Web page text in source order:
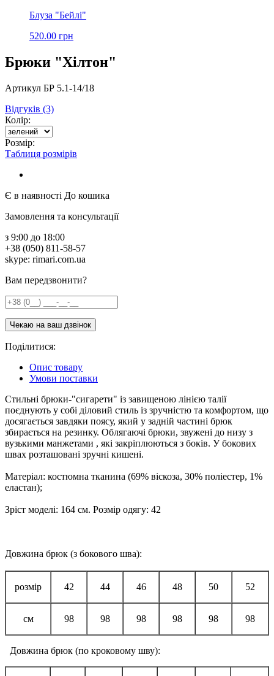
Блуза "Бейлі"
520.00 грн
Брюки "Хілтон"
Артикул БР 5.1-14/18
Відгуків (3)
Колір:
Розмір:
Таблиця розмірів
Є в наявності До кошика
Замовлення та консультації
з 9:00 до 18:00
+38 (050) 811-58-57
skype: rimari.com.ua
Вам передзвонити?
Поділитися:
Опис товару
Умови поставки
Стильні брюки-"сигарети" із завищеною лінією талії
поєднують у собі діловий стиль із зручністю та комфортом, що
досягається завдяки поясу, який у задній частині брюк
збирається на резинку. Облягаючі брюки, звужені до низу з
вузькими манжетами , які закріплюються з боків. У бокових
швах розташовані зручні кишені.
Матеріал: костюмна тканина (69% віскоза, 30% поліестер, 1%
еластан);
Зріст моделі: 164 см. Розмір одягу: 42
Довжина брюк (з бокового шва):
розмір 42 44 46 48 50 52
см 98 98 98 98 98 98
Довжина брюк (по кроковому шву):